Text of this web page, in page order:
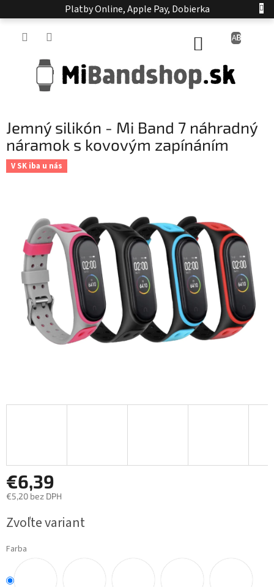
na
Platby Online, Apple Pay, Dobierka
NÁKUPNÝ
Jemný silikón - Mi Band 7 náhradný
náramok s kovovým zapínáním
V SK iba u nás
€6,39
€5,20 bez DPH
cena:
Zvoľte variant
Farba